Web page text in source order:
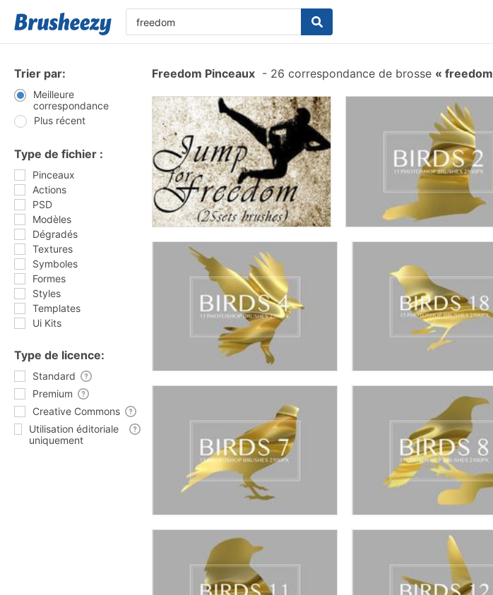
Trier par:
Meilleure
correspondance
Plus récent
Type de fichier :
Pinceaux
Actions
PSD
Modèles
Dégradés
Textures
Symboles
Formes
Styles
Templates
Ui Kits
Type de licence:
Standard
Premium
Creative Commons
Utilisation éditoriale
uniquement
Freedom Pinceaux - 26 correspondance de brosse freedom